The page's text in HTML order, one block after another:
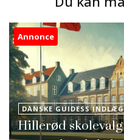
Annonce
DANSKE GUIDESS INDLÆG
Hillerød